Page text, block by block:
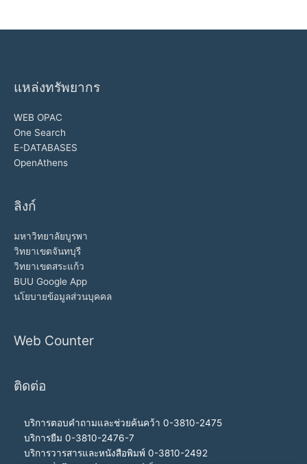
แหล่งทรัพยากร
WEB OPAC
One Search
E-DATABASES
OpenAthens
ลิงก์
มหาวิทยาลัยบูรพา
วิทยาเขตจันทบุรี
วิทยาเขตสระแก้ว
BUU Google App
นโยบายข้อมูลส่วนบุคคล
Web Counter
ติดต่อ
บริการตอบคำถามและช่วยค้นคว้า 0-3810-2475
บริการยืม 0-3810-2476-7
บริการวารสารและหนังสือพิมพ์ 0-3810-2492